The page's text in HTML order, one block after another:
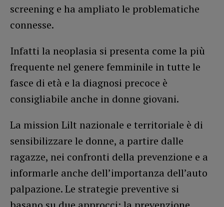
screening e ha ampliato le problematiche
connesse.
Infatti la neoplasia si presenta come la più
frequente nel genere femminile in tutte le
fasce di età e la diagnosi precoce è
consigliabile anche in donne giovani.
La mission Lilt nazionale e territoriale è di
sensibilizzare le donne, a partire dalle
ragazze, nei confronti della prevenzione e a
informarle anche dell’importanza dell’auto
palpazione. Le strategie preventive si